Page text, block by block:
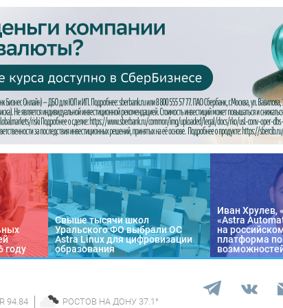
году
Свыше тысячи школ
Уральского ФО выбрали ОС
Astra Linux для цифровизации
образования
Иван Хрулев,
«Astra
на
платформа по
94.84 РОСТОВ НА ДОНУ 37.1 °